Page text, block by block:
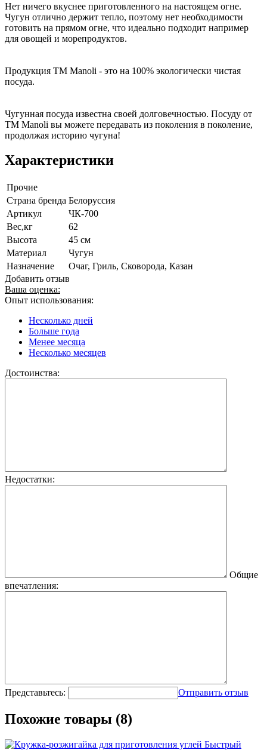
Нет ничего вкуснее приготовленного на настоящем огне.
Чугун отлично держит тепло, поэтому нет необходимости
готовить на прямом огне, что идеально подходит например
для овощей и морепродуктов.
Продукция ТМ Manoli - это на 100% экологически чистая
посуда.
Чугунная посуда известна своей долговечностью. Посуду от
ТМ Manoli вы можете передавать из поколения в поколение,
продолжая историю чугуна!
Характеристики
Прочие
Страна бренда Белоруссия
Артикул
ЧК-700
Вес,кг
62
Высота
45 см
Материал
Чугун
Назначение
Очаг, Гриль, Сковорода, Казан
Добавить отзыв
Ваша оценка:
Опыт использования:
Несколько дней
Больше года
Менее месяца
Несколько месяцев
Достоинства:
Недостатки:
Общие
впечатления:
Представьтесь: Отправить отзыв
Похожие товары (8)
Быстрый